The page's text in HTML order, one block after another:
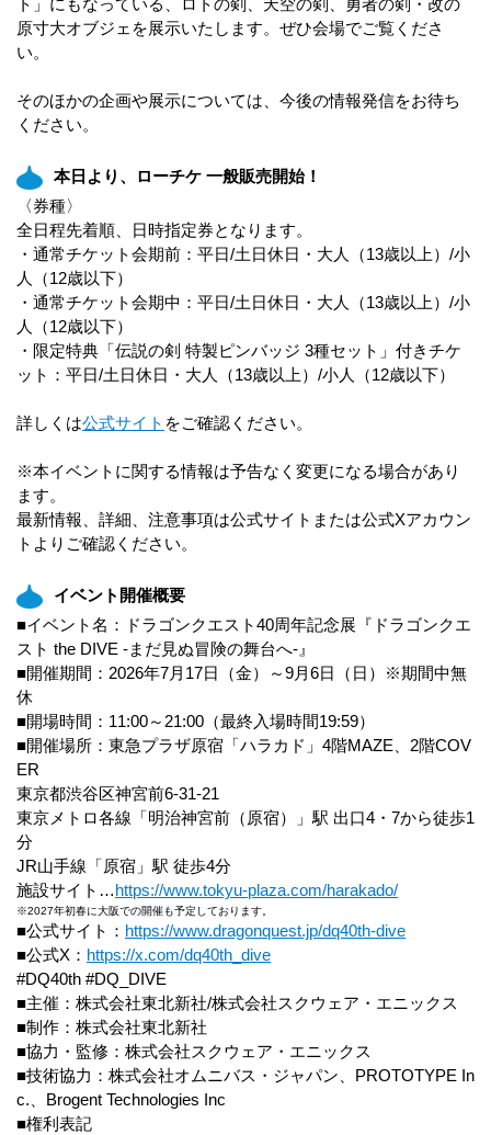
原寸大オブジェを展示いたします。ぜひ会場でご覧くださ
い。
そのほかの企画や展示については、今後の情報発信をお待ち
ください。
本日より、ローチケ 一般販売開始！
〈券種〉
全日程先着順、日時指定券となります。
・通常チケット会期前：平日/土日休日・大人（13歳以上）/⼩
人（12歳以下）
・通常チケット会期中：平日/土日休日・大人（13歳以上）/⼩
人（12歳以下）
・限定特典「伝説の剣 特製ピンバッジ 3種セット」付きチケ
ット：平日/土日休日・大人（13歳以上）/⼩人（12歳以下）
詳しくは公式サイト をご確認ください。
※本イベントに関する情報は予告なく変更になる場合があり
ます。
最新情報、詳細、注意事項は公式サイトまたは公式Xアカウン
トよりご確認ください。
イベント開催概要
■イベント名：ドラゴンクエスト40周年記念展『ドラゴンクエ
スト the DIVE -まだ見ぬ冒険の舞台へ-』
■開催期間：2026年7月17日（金）～9月6日（日）※期間中無
休
■開場時間：11:00～21:00（最終入場時間19:59）
■開催場所：東急プラザ原宿「ハラカド」4階MAZE、2階COV
ER
東京都渋谷区神宮前6-31-21
東京メトロ各線「明治神宮前（原宿）」駅 出口4・7から徒歩1
分
JR山手線「原宿」駅 徒歩4分
施設サイト…https://www.tokyu-plaza.com/harakado/
※2027年初春に大阪での開催も予定しております。
■公式サイト： https://www.dragonquest.jp/dq40th-dive
■公式X： https://x.com/dq40th_dive
#DQ40th #DQ_DIVE
■主催：株式会社東北新社/株式会社スクウェア・エニックス
■制作：株式会社東北新社
■協力・監修：株式会社スクウェア・エニックス
■技術協力：株式会社オムニバス・ジャパン、PROTOTYPE In
c.、Brogent Technologies Inc
■権利表記